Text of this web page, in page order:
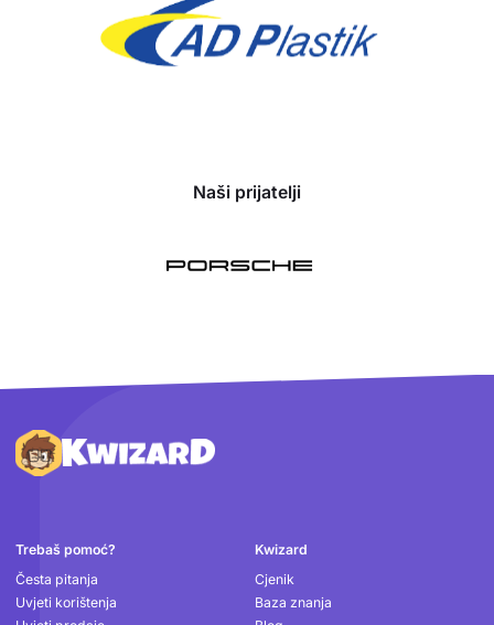
Naši prijatelji
Podnožje
Trebaš pomoć?
Česta pitanja
Uvjeti korištenja
Kwizard
Cjenik
Baza znanja